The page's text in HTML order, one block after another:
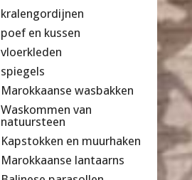
kralengordijnen
poef en kussen
vloerkleden
spiegels
Marokkaanse wasbakken
Waskommen van
natuursteen
Kapstokken en muurhaken
Marokkaanse lantaarns